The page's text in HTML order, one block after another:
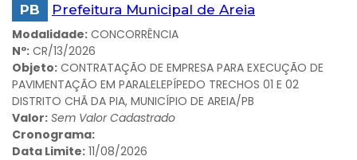
PB
Prefeitura Municipal de Areia
Modalidade: CONCORRÊNCIA
Nº: CR/13/2026
Objeto: CONTRATAÇÃO DE EMPRESA PARA EXECUÇÃO DE
PAVIMENTAÇÃO EM PARALELEPÍPEDO TRECHOS 01 E 02
DISTRITO CHÃ DA PIA, MUNICÍPIO DE AREIA/PB
Valor: Sem Valor Cadastrado
Cronograma:
Data Limite: 11/08/2026